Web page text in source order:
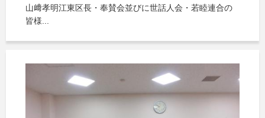
山﨑孝明江東区長・奉賛会並びに世話人会・若睦連合の
皆様...